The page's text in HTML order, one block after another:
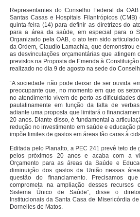
Representantes do Conselho Federal da
Santas Casas e Hospitais Filantrópicos (CMB)
quinta-feira (14) para definir as diretrizes do
para a área da saúde, em especial para o
Organizado pela OAB, o ato tem sido
da Ordem, Claudio Lamachia, que demonstrou
as desvinculações orçamentárias que atingem
previstos na Proposta de Emenda à
realizado no dia 9 de agosto na sede do
“A sociedade não pode deixar de ser ouvida
preocupante que, no momento em que os
no atendimento vivem de perto as dificuldades
paulatinamente em função da falta de
adiante uma proposta que limitará o
20 anos. Diante disso, é fundamental a
redução no investimento em saúde e educação
impõe limites de gastos em áreas tão caras à
Editada pelo Planalto, a PEC 241 prevê teto de
pelos próximos 20 anos e acaba com a
Orçamento para as áreas da Saúde e
diminuição dos gastos da União nessas
questão do financiamento. Precisamos
comprometa na ampliação desses recursos
Sistema Único de Saúde”, disse o
Institucionais da Santa Casa de Misericórdia
Dornelles de Matos.